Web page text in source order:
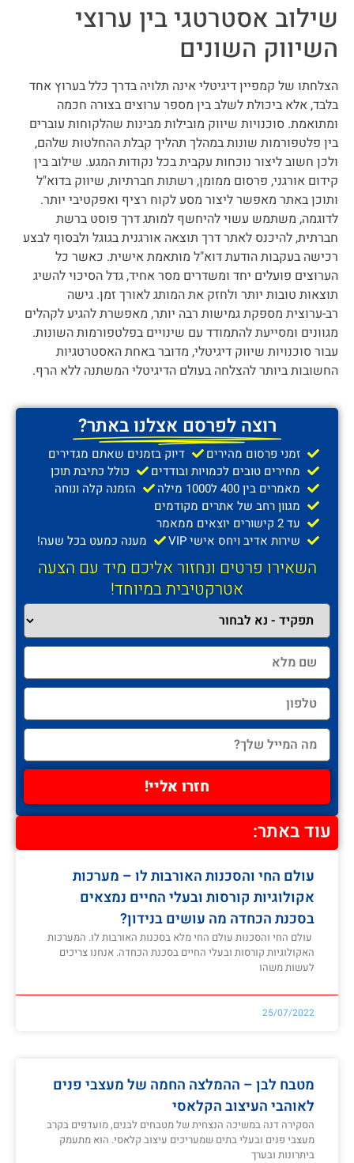
שילוב אסטרטגי בין ערוצי
השיווק השונים
הצלחתו של קמפיין דיגיטלי אינה תלויה בדרך כלל בערוץ אחד
בלבד, אלא ביכולת לשלב בין מספר ערוצים בצורה חכמה
ומתואמת. סוכנויות שיווק מובילות מבינות שהלקוחות עוברים
בין פלטפורמות שונות במהלך תהליך קבלת ההחלטות שלהם,
ולכן חשוב ליצור נוכחות עקבית בכל נקודות המגע. שילוב בין
קידום אורגני, פרסום ממומן, רשתות חברתיות, שיווק בדוא"ל
ותוכן באתר מאפשר ליצור מסע לקוח רציף ואפקטיבי יותר.
לדוגמה, משתמש עשוי להיחשף למותג דרך פוסט ברשת
חברתית, להיכנס לאתר דרך תוצאה אורגנית בגוגל ולבסוף לבצע
רכישה בעקבות הודעת דוא"ל מותאמת אישית. כאשר כל
הערוצים פועלים יחד ומשדרים מסר אחיד, גדל הסיכוי להשיג
תוצאות טובות יותר ולחזק את המותג לאורך זמן. גישה
רב-ערוצית מספקת גמישות רבה יותר, מאפשרת להגיע לקהלים
מגוונים ומסייעת להתמודד עם שינויים בפלטפורמות השונות.
עבור סוכנויות שיווק דיגיטלי, מדובר באחת האסטרטגיות
החשובות ביותר להצלחה בעולם הדיגיטלי המשתנה ללא הרף.
רוצה לפרסם אצלנו באתר?
זמני פרסום מהירים
דיוק בזמנים שאתם מגדירים
מחירים טובים לכמויות ובודדים
כולל כתיבת תוכן
מאמרים בין 400 ל1000 מילה
הזמנה קלה ונוחה
מגוון רחב של אתרים מקודמים
עד 2 קישורים יוצאים ממאמר
שירות אדיב ויחס אישי VIP
מענה כמעט בכל שעה!
השאירו פרטים ונחזור אליכם מיד עם הצעה
אטרקטיבית במיוחד!
חזרו אליי!
עוד באתר:
עולם החי והסכנות האורבות לו – מערכות
אקולוגיות קורסות ובעלי החיים נמצאים
בסכנת הכחדה מה עושים בנידון?
עולם החי והסכנות עולם החי מלא בסכנות האורבות לו. המערכות
האקולוגיות קורסות ובעלי החיים בסכנת הכחדה. אנחנו צריכים
לעשות משהו
25/07/2022
מטבח לבן – ההמלצה החמה של מעצבי פנים
לאוהבי העיצוב הקלאסי
הסקירה דנה במשיכה הנצחית של מטבחים לבנים, מועדפים בקרב
מעצבי פנים ובעלי בתים שמעריכים עיצוב קלאסי. הוא מתעמק
ביתרונות ובערך